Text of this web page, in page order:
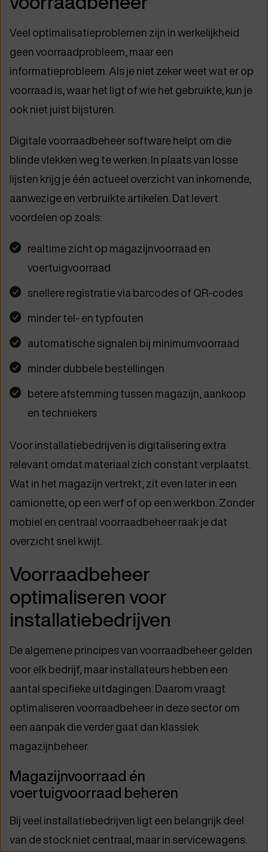
Veel optimalisatieproblemen zijn in werkelijkheid
geen voorraadprobleem, maar een
informatieprobleem. Als je niet zeker weet wat er op
voorraad is, waar het ligt of wie het gebruikte, kun je
ook niet juist bijsturen.
Digitale voorraadbeheer software helpt om die
blinde vlekken weg te werken. In plaats van losse
lijsten krijg je één actueel overzicht van inkomende,
aanwezige en verbruikte artikelen. Dat levert
voordelen op zoals:
realtime zicht op magazijnvoorraad en
voertuigvoorraad
snellere registratie via barcodes of QR-codes
minder tel- en typfouten
automatische signalen bij minimumvoorraad
minder dubbele bestellingen
betere afstemming tussen magazijn, aankoop
en techniekers
Voor installatiebedrijven is digitalisering extra
relevant omdat materiaal zich constant verplaatst.
Wat in het magazijn vertrekt, zit even later in een
camionette, op een werf of op een werkbon. Zonder
mobiel en centraal voorraadbeheer raak je dat
overzicht snel kwijt.
Voorraadbeheer
optimaliseren voor
installatiebedrijven
De algemene principes van voorraadbeheer gelden
voor elk bedrijf, maar installateurs hebben een
aantal specifieke uitdagingen. Daarom vraagt
optimaliseren voorraadbeheer in deze sector om
een aanpak die verder gaat dan klassiek
magazijnbeheer.
Magazijnvoorraad én
voertuigvoorraad beheren
Bij veel installatiebedrijven ligt een belangrijk deel
van de stock niet centraal, maar in servicewagens.